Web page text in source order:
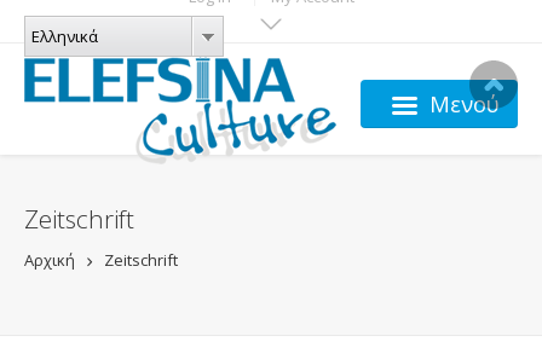
Παράκαμψη προς το κυρίως περιεχόμενο
ΓΛΏΣΣΕΣ
Ελληνικά
Ελληνικά
Μενού
Zeitschrift
Αρχική Zeitschrift